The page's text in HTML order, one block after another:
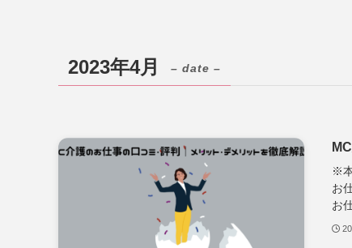
2023年4月 – date –
※
お
お